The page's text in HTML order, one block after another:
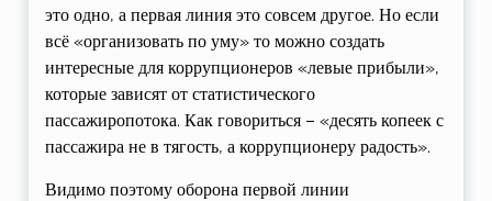
это одно, а первая линия это совсем другое. Но если
всё «организовать по уму» то можно создать
интересные для коррупционеров «левые прибыли»,
которые зависят от статистического
пассажиропотока. Как говориться – «десять копеек с
пассажира не в тягость, а коррупционеру радость».
Видимо поэтому оборона первой линии